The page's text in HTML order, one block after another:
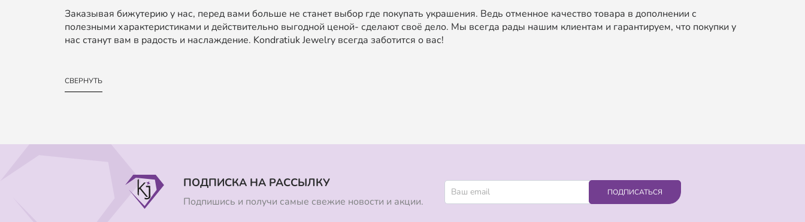
Заказывая бижутерию у нас, перед вами больше не станет выбор где покупать украшения. Ведь отменное качество товара в дополнении с
полезными характеристиками и действительно выгодной ценой- сделают своё дело. Мы всегда рады нашим клиентам и гарантируем, что покупки у
нас станут вам в радость и наслаждение. Kondratiuk Jewelry всегда заботится о вас!
СВЕРНУТЬ
ПОДПИСКА НА РАССЫЛКУ
Подпишись и получи самые свежие новости и акции.
ПОДПИСАТЬСЯ